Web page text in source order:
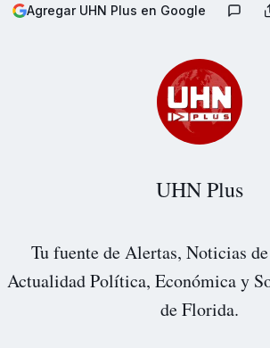
Agregar UHN Plus en Google
UHN Plus
Tu fuente de Alertas, Noticias
Actualidad Política, Económica y
de Florida.